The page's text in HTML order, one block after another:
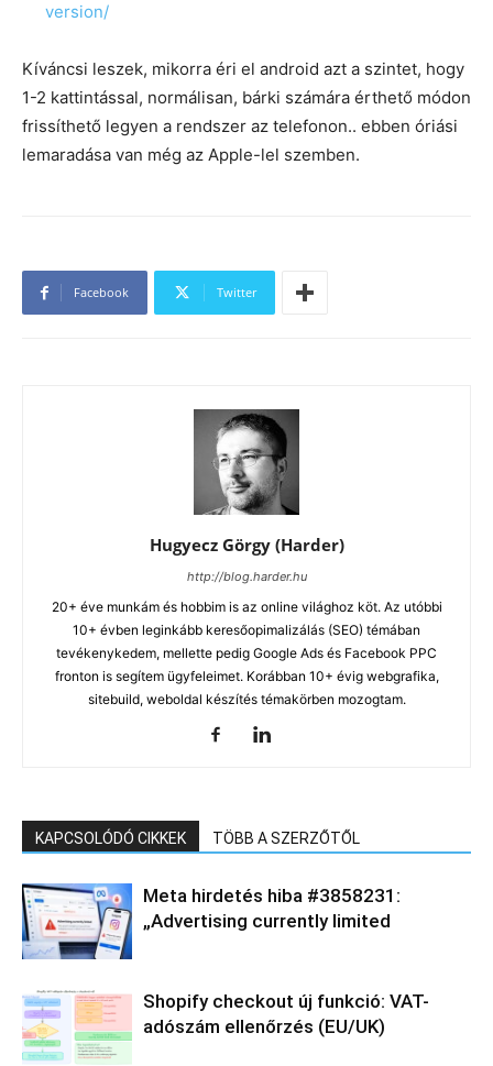
version/
Kíváncsi leszek, mikorra éri el android azt a szintet, hogy
1-2 kattintással, normálisan, bárki számára érthető módon
frissíthető legyen a rendszer az telefonon.. ebben óriási
lemaradása van még az Apple-lel szemben.
Facebook Twitter
Hugyecz Görgy (Harder)
http://blog.harder.hu
20+ éve munkám és hobbim is az online világhoz köt. Az utóbbi
10+ évben leginkább keresőopimalizálás (SEO) témában
tevékenykedem, mellette pedig Google Ads és Facebook PPC
fronton is segítem ügyfeleimet. Korábban 10+ évig webgrafika,
sitebuild, weboldal készítés témakörben mozogtam.
KAPCSOLÓDÓ CIKKEK TÖBB A SZERZŐTŐL
Meta hirdetés hiba #3858231:
„Advertising currently limited
Shopify checkout új funkció: VAT-
adószám ellenőrzés (EU/UK)